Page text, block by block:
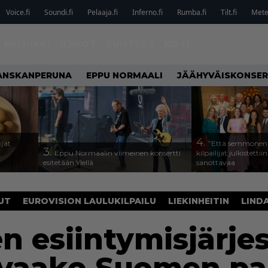
Voice.fi Soundi.fi Pelaaja.fi Inferno.fi Rumba.fi Tilt.fi
EPPU NORMAALI
3. Eppu Normaalin viimeinen konsertti
esitetään Ylellä
4. ”Että semmonen
kilpailijat julkistettiin
sanottavaa
EUROVISION LAULUKILPAILU LIEKINHEITIN